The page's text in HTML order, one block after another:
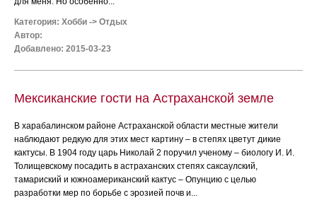
Категория: Хобби -> Отдых
Автор:
Добавлено: 2015-03-23
Мексиканские гости на Астраханской земле
В харабалинском районе Астраханской области местные жители
наблюдают редкую для этих мест картину – в степях цветут дикие
кактусы. В 1904 году царь Николай 2 поручил ученому – биологу И. И.
Толищевскому посадить в астраханских степях саксаулский,
тамариский и южноамериканский кактус – Опунцию с целью
разработки мер по борьбе с эрозией почв и...